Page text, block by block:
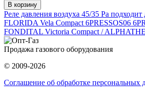
В корзину
Реле давления воздуха 45/35 Pa
FLORIDA Vela Compact 6PRESSOS06
FONDITAL Victoria Compact /
Продажа газового оборудования
© 2009-2026
Соглашение об обработке персональных